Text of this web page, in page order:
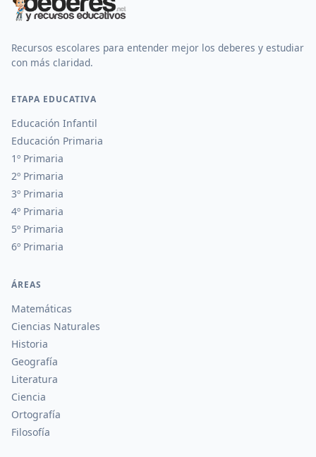
Recursos escolares para entender mejor los deberes y estudiar
con más claridad.
ETAPA EDUCATIVA
Educación Infantil
Educación Primaria
1º Primaria
2º Primaria
3º Primaria
4º Primaria
5º Primaria
6º Primaria
ÁREAS
Matemáticas
Ciencias Naturales
Historia
Geografía
Literatura
Ciencia
Ortografía
Filosofía